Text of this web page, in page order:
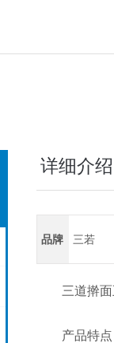
详细介绍
品牌 三若
三道擀面
产品特点